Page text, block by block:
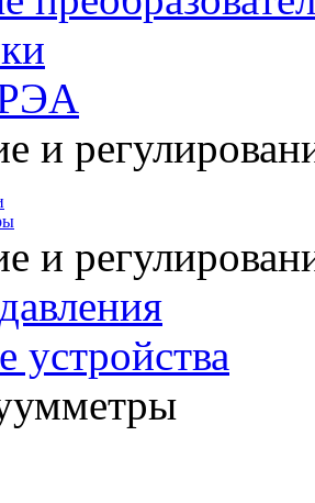
и
и
устройства